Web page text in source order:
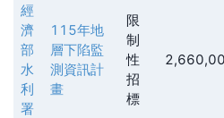
經
濟
部
水
利
署
115年地
層下陷監
測資訊計
畫
限
制
性
招
標